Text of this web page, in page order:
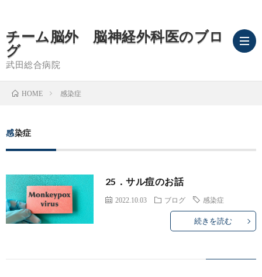
チーム脳外 脳神経外科医のブロ
グ
武田総合病院
合
中
HOME 感染症
感染症
25．サル痘のお話
2022.10.03 ブログ 感染症
続きを読む